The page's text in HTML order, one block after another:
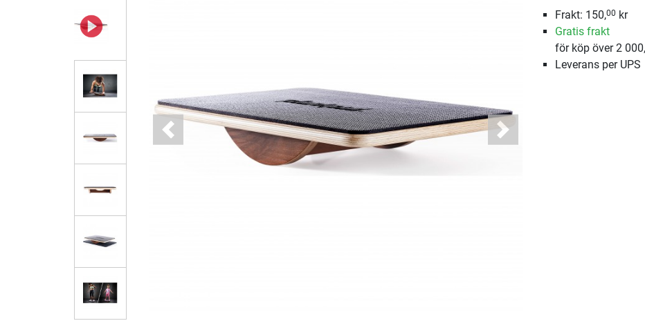
Previous Next
Frakt: 150,00 kr
Gratis frakt
för köp över 2
Leverans per UPS